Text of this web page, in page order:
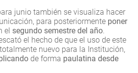
junio también se visualiza hacer
para posteriormente poner
el segundo semestre del año.
el hecho de que el uso de este
nuevo para la Institución,
de forma paulatina desde